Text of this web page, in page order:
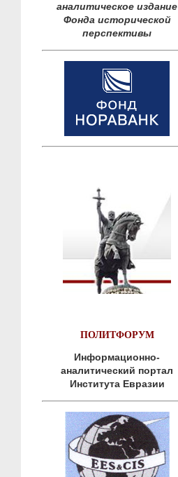
аналитическое издание
Фонда исторической
перспективы
ПОЛИТФОРУМ
Информационно-
аналитический портал
Института Евразии